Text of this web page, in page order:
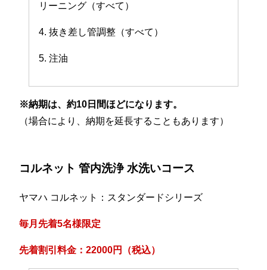
リーニング（すべて）
4. 抜き差し管調整（すべて）
5. 注油
※納期は、約10日間ほどになります。
（場合により、納期を延長することもあります）
コルネット 管内洗浄 水洗いコース
ヤマハ コルネット：スタンダードシリーズ
毎月先着5名様限定
先着割引料金：22000円（税込）